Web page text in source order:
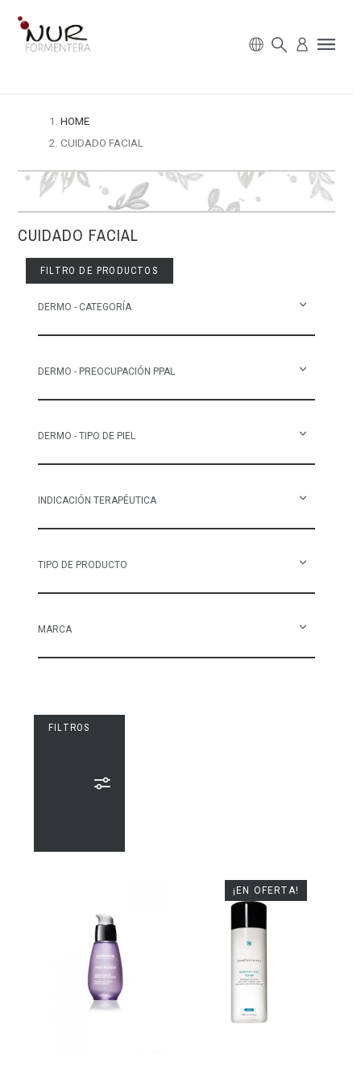
HOME
CUIDADO FACIAL
CUIDADO FACIAL
FILTROS
¡EN OFERTA!
FILTRO DE PRODUCTOS
DERMO - CATEGORÍA
DERMO - PREOCUPACIÓN PPAL
DERMO - TIPO DE PIEL
INDICACIÓN TERAPÉUTICA
TIPO DE PRODUCTO
MARCA